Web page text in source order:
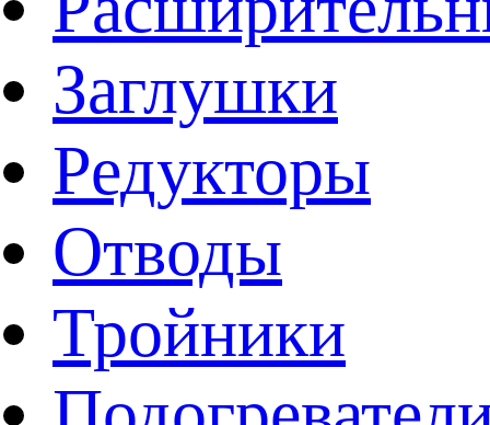
Заглушки
Редукторы
Отводы
Тройники